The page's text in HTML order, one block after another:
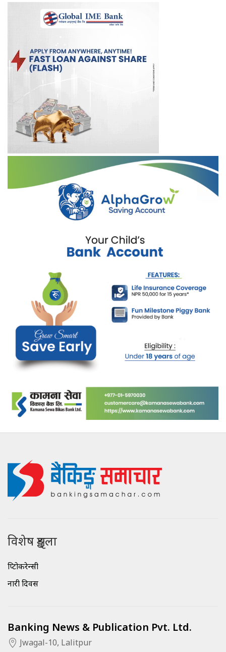
विशेष शृङ्खला
क्रिप्टोकरेन्सी
नारी दिवस
Banking News & Publication Pvt. Ltd.
Jwagal-10, Lalitpur